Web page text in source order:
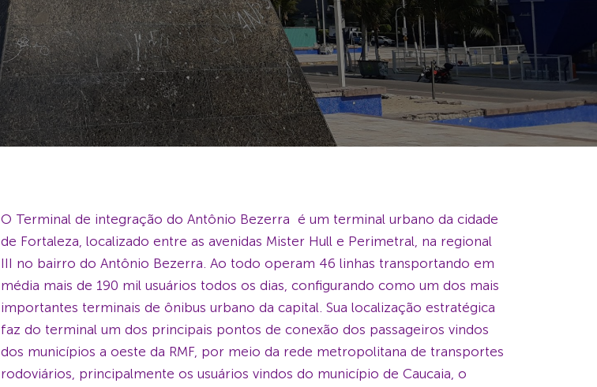
O Terminal de integração do Antônio Bezerra é um terminal urbano da cidade
de Fortaleza, localizado entre as avenidas Mister Hull e Perimetral, na regional
III no bairro do Antônio Bezerra. Ao todo operam 46 linhas transportando em
média mais de 190 mil usuários todos os dias, configurando como um dos mais
importantes terminais de ônibus urbano da capital. Sua localização estratégica
faz do terminal um dos principais pontos de conexão dos passageiros vindos
dos municípios a oeste da RMF, por meio da rede metropolitana de transportes
rodoviários, principalmente os usuários vindos do município de Caucaia, o